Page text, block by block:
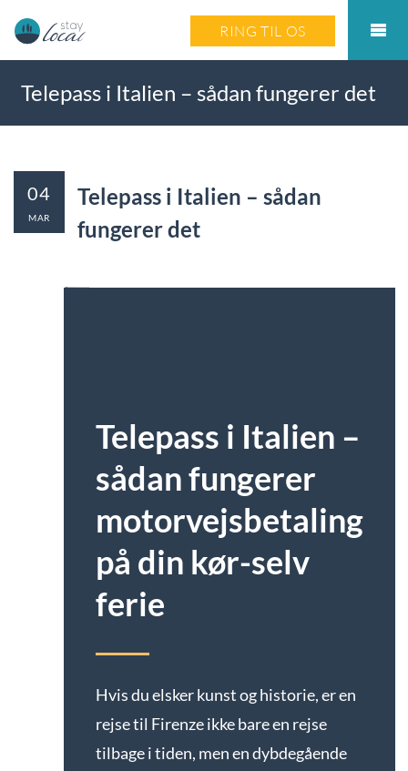
RING TIL OS
Telepass i Italien – sådan fungerer det
Telepass i Italien – sådan
fungerer det
Telepass i Italien –
sådan fungerer
motorvejsbetaling
på din kør-selv
ferie
Hvis du elsker kunst og historie, er en
rejse til Firenze ikke bare en rejse
tilbage i tiden, men en dybdegående
04
MAR